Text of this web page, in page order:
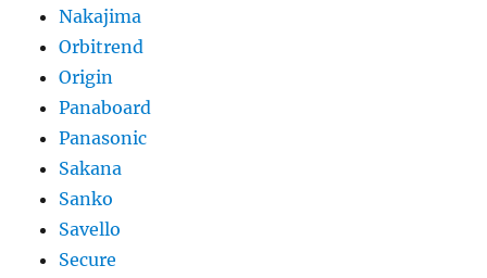
Nakajima
Orbitrend
Origin
Panaboard
Panasonic
Sakana
Sanko
Savello
Secure